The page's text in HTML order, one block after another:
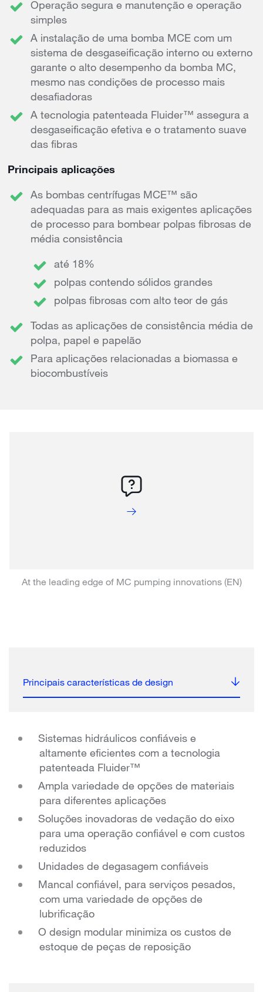
Operação segura e manutenção e operação
simples
A instalação de uma bomba MCE com um
sistema de desgaseificação interno ou externo
garante o alto desempenho da bomba MC,
mesmo nas condições de processo mais
desafiadoras
A tecnologia patenteada Fluider™ assegura a
desgaseificação efetiva e o tratamento suave
das fibras
Principais aplicações
As bombas centrífugas MCE™ são
adequadas para as mais exigentes aplicações
de processo para bombear polpas fibrosas de
média consistência
até 18%
polpas contendo sólidos grandes
polpas fibrosas com alto teor de gás
Todas as aplicações de consistência média de
polpa, papel e papelão
Para aplicações relacionadas a biomassa e
biocombustíveis
At the leading edge of MC pumping innovations (EN)
Principais características de design
Sistemas hidráulicos confiáveis e
altamente eficientes com a tecnologia
patenteada Fluider™
Ampla variedade de opções de materiais
para diferentes aplicações
Soluções inovadoras de vedação do eixo
para uma operação confiável e com custos
reduzidos
Unidades de degasagem confiáveis
Mancal confiável, para serviços pesados,
com uma variedade de opções de
lubrificação
O design modular minimiza os custos de
estoque de peças de reposição